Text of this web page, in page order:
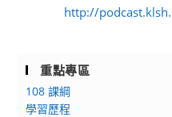
http://
重點專區
108 課綱
學習歷程